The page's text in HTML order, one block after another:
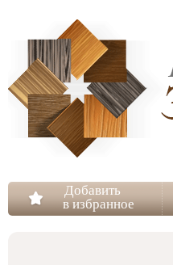
Добавить
в избранное